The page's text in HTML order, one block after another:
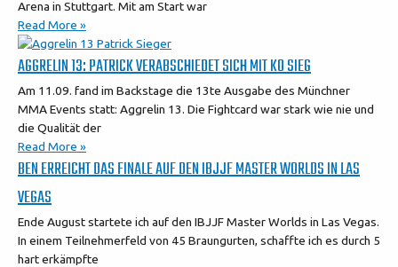
Arena in Stuttgart. Mit am Start war
Read More »
AGGRELIN 13: PATRICK VERABSCHIEDET SICH MIT KO SIEG
Am 11.09. fand im Backstage die 13te Ausgabe des Münchner
MMA Events statt: Aggrelin 13. Die Fightcard war stark wie nie und
die Qualität der
Read More »
BEN ERREICHT DAS FINALE AUF DEN IBJJF MASTER WORLDS IN LAS
VEGAS
Ende August startete ich auf den IBJJF Master Worlds in Las Vegas.
In einem Teilnehmerfeld von 45 Braungurten, schaffte ich es durch 5
hart erkämpfte